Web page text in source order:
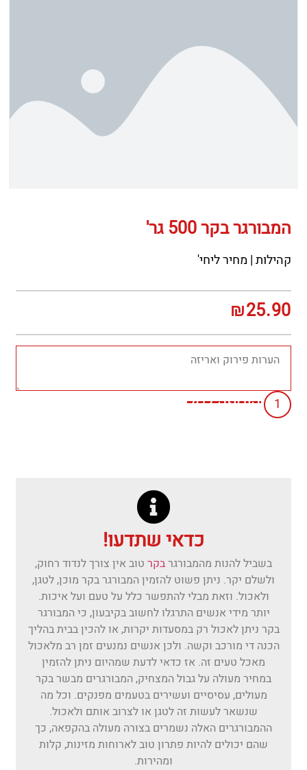
המבורגר בקר 500 גר'
קהילות | מחיר ליחי'
₪25.90
הוספה לסל
כדאי שתדעו!
בשביל להנות מהמבורגרבקר טוב אין צורך לנדוד רחוק,
ולשלם יקר. ניתן פשוט להזמין המבורגר בקר מוכן, לטגן,
ולאכול. וזאת מבלי להתפשר כלל על טעם ועל איכות.
יותר מידי אנשים התרגלו לחשוב בקיבעון, כי המבורגר
בקר ניתן לאכול רק במסעדות יקרות, או להכין בבית בהליך
הכנה די מורכב וקשה. ולכן אנשים נמנעים זמן רב מלאכול
מאכל טעים זה. אז כדאי לדעת שמהיום ניתן להזמין
במחיר מעולה על גבול המצחיק, המבורגרים מבשר בקר
מעולים, עסיסיים ועשירים בטעמים מפנקים. וכל מה
שנשאר לעשות זה לטגן או לצרוב אותם ולאכול.
ההמבורגרים האלה נשמרים בצורה מעולה בהקפאה, כך
שהם יכולים להיות פתרון טוב לארוחות מזינות, קלות
ומהירות.